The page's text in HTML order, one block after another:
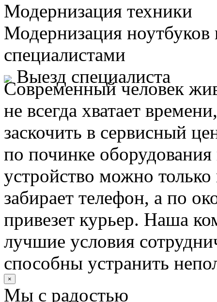
Модернизация техники
Модернизация
специалистами
Выезд специалиста
Современный человек
не всегда хватает
заскочить в сервисный
по починке
устройство можно
забирает телефон, а по
привезет курьер. Наша
лучшие условия
способны устранить
×
Мы с радостью